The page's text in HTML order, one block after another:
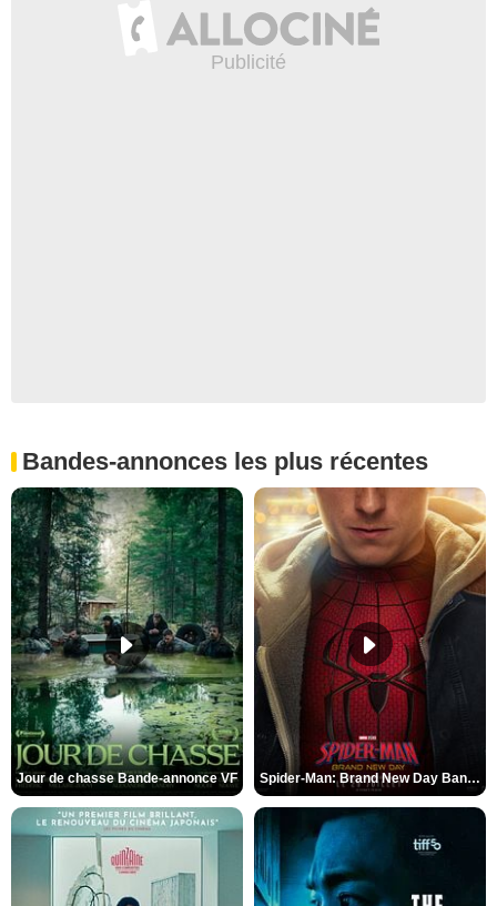
Bandes-annonces les plus récentes
Jour de chasse Bande-annonce VF Spider-Man: Brand New Day Bande-annonce (3) VO STFR